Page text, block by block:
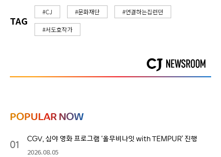
TAG
#CJ #문화재단 #연결하는집런던
#서도호작가
POPULAR NOW
01 CGV, 심야 영화 프로그램 ‘올무비나잇 with TEMPUR’ 진행
2026.08.05